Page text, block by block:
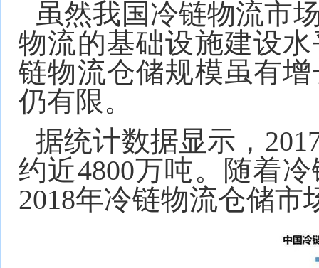
虽然我国冷链物流市
物流的基础设施建设
链物流仓储规模虽有
仍有限。
据统计数据显示，
约近4800万吨。随着
2018年冷链物流仓储市